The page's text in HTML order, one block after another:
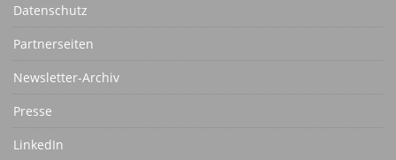
Datenschutz
Partnerseiten
Newsletter-Archiv
Presse
LinkedIn